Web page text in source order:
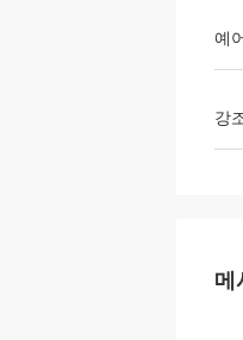
예
강
메